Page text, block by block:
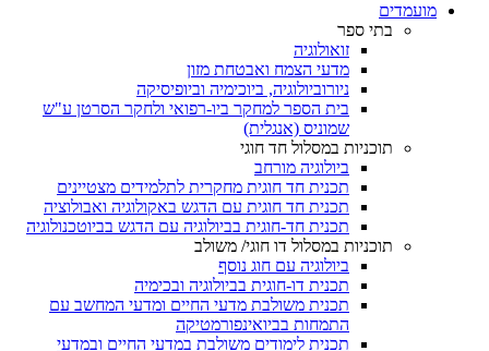
מועמדים
בתי ספר
זואולוגיה
מדעי הצמח ואבטחת מזון
ניורוביולוגיה, ביוכימיה וביופיסיקה
בית הספר למחקר ביו-רפואי ולחקר הסרטן ע"ש
שמוניס (אנגלית)
תוכניות במסלול חד חוגי
ביולוגיה מורחב
תכנית חד חוגית מחקרית לתלמידים מצטיינים
תכנית חד חוגית עם הדגש באקולוגיה ואבולוציה
תכנית חד-חוגית בביולוגיה עם הדגש בביוטכנולוגיה
תוכניות במסלול דו חוגי/ משולב
ביולוגיה עם חוג נוסף
תכנית דו-חוגית בביולוגיה ובכימיה
תכנית משולבת מדעי החיים ומדעי המחשב עם
התמחות בביואינפורמטיקה
תכנית לימודים משולבת במדעי החיים ובמדעי